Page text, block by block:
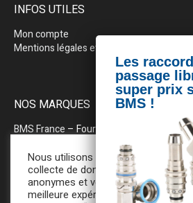
INFOS UTILES
Mon compte
Mentions légales et politique de
NOS MARQUES
BMS France – Fournitures industrielles
BEWEPLAST– Machines &
PRODOPTIM– Table d’entretien pour
Nous utilisons des cookies pour la
collecte de données statistiques
anonymes et vous assurer une
meilleure expérience de navigation.